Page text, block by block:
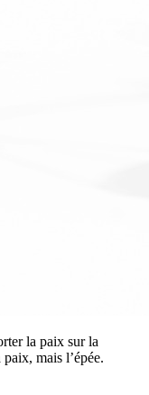
la paix sur la
mais l’épée.